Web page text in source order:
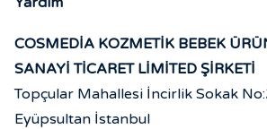
COSMEDİA KOZMETİK BEBEK
SANAYİ TİCARET LİMİTED ŞİRKETİ
Topçular Mahallesi İncirlik Sokak
Eyüpsultan İstanbul